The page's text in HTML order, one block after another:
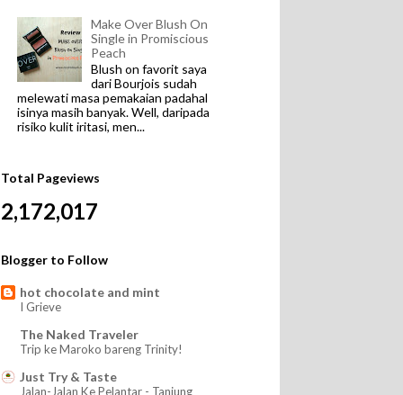
Make Over Blush On
Single in Promiscious
Peach
Blush on favorit saya
dari Bourjois sudah
melewati masa pemakaian padahal
isinya masih banyak. Well, daripada
risiko kulit iritasi, men...
Total Pageviews
2,172,017
Blogger to Follow
hot chocolate and mint
I Grieve
The Naked Traveler
Trip ke Maroko bareng Trinity!
Just Try & Taste
Jalan-Jalan Ke Pelantar - Tanjung